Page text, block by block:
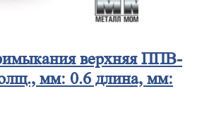
верхняя ППВ-
мм: 0.6 длина, мм: